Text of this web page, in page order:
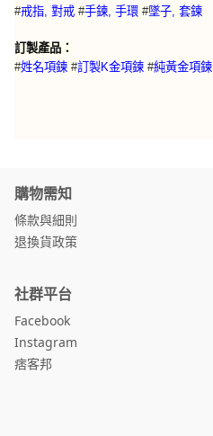
#戒指, 對戒 #手鍊, 手環 #墜子, 套鍊
訂製產品：
#姓名項鍊 #訂製K金項鍊 #純黃金項鍊
購物需知
條款與細則
退換貨政策
社群平台
Facebook
Instagram
痞客邦